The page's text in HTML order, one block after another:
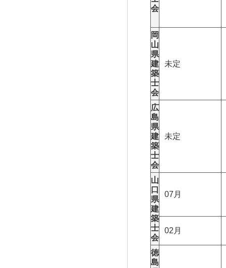
会
岡
山
県
建
築
士
会
未定
広
島
県
建
築
士
会
未定
山
口
県
建
築
士
会
07月
02月
徳
島